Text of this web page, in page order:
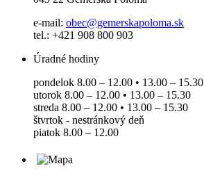
e-mail: obec@gemerskapoloma.sk
tel.: +421 908 800 903
Úradné hodiny
pondelok 8.00 – 12.00 • 13.00 – 15.30
utorok 8.00 – 12.00 • 13.00 – 15.30
streda 8.00 – 12.00 • 13.00 – 15.30
štvrtok - nestránkový deň
piatok 8.00 – 12.00